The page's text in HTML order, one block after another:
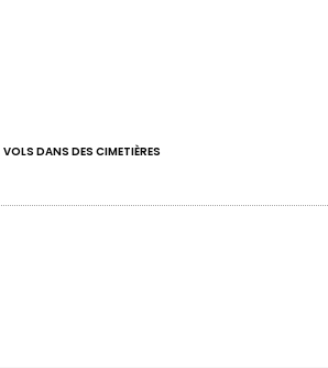
VOLS DANS DES CIMETIÈRES